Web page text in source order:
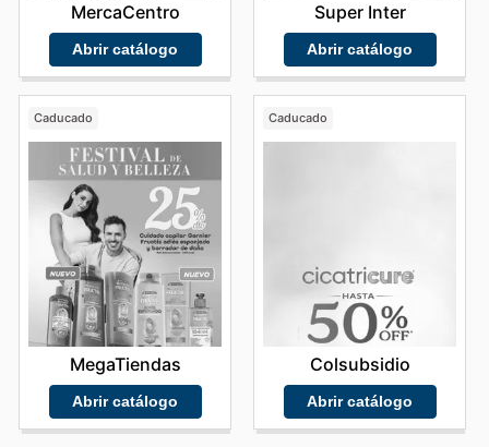
MercaCentro
Abrir catálogo
Super Inter
Abrir catálogo
Caducado
MegaTiendas
Abrir catálogo
Caducado
Colsubsidio
Abrir catálogo